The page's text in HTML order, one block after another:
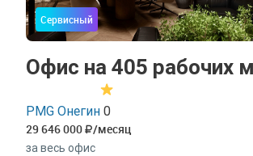
Сервисный
Офис на 405 рабочих
PMG Онегин 0
29 646 000 /месяц
за весь офис